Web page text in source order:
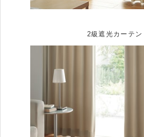
2級遮光カーテン